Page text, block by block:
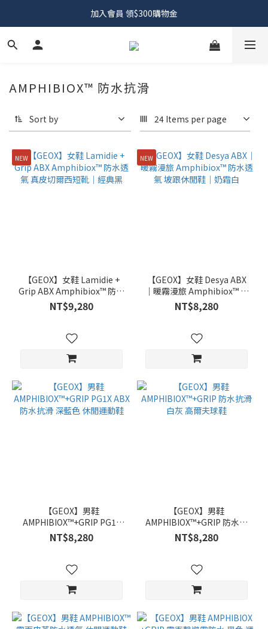
加入會員 領$300購物金
AMPHIBIOX™ 防水抗滑
Sort by 24 Items per page
NEW
【GEOX】女鞋 Lamidie +
Grip ABX Amphibiox™ 防水
透氣 真皮切爾西短靴｜經典
黑
NT$9,280
NEW
【GEOX】女鞋 Desya ABX
｜暖霧漫旅 Amphibiox™ 防
水透氣 坡跟休閒鞋｜奶霜白
NT$8,280
【GEOX】男鞋
AMPHIBIOX™+GRIP PG1X
ABX 防水抗滑 深藍色 休閒運
動鞋
NT$8,280
【GEOX】男鞋
AMPHIBIOX™+GRIP 防水抗
滑 白灰 高爾夫球鞋
NT$8,280